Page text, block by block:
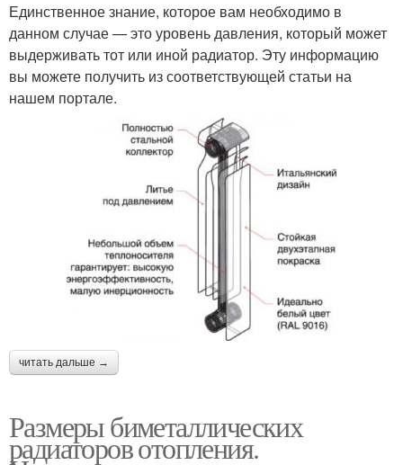
Единственное знание, которое вам необходимо в
данном случае — это уровень давления, который может
выдерживать тот или иной радиатор. Эту информацию
вы можете получить из соответствующей статьи на
нашем портале.
читать дальше →
Размеры биметаллических
радиаторов отопления.